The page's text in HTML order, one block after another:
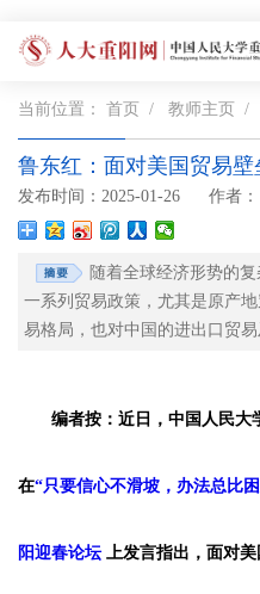
当前位置： 首页 / 教师主页 /
鲁东红：面对美国贸易
发布时间：2025-01-26 作者：
随着全球经济形势的
一系列贸易政策，尤其是原产
易格局，也对中国的进出口贸
编者按：近日，中国人民大
在“只要信心不滑坡，办法总比
阳迎春论坛上发言指出，面对美